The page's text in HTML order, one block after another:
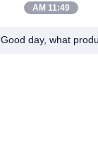
11:49 AM
Good day, what